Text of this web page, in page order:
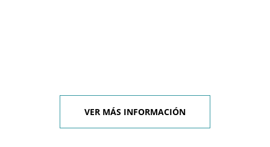
VER MÁS INFORMACIÓN